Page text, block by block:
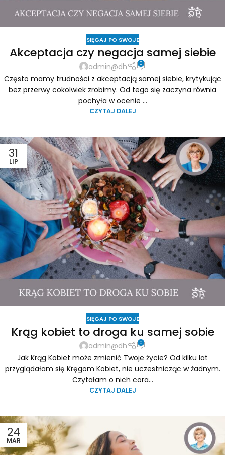
SIĘGAJ PO SWOJE
Akceptacja czy negacja samej siebie
admin@dh 0
Często mamy trudności z akceptacją samej siebie, krytykując
bez przerwy cokolwiek zrobimy. Od tego się zaczyna równia
pochyła w ocenie ...
CZYTAJ DALEJ
31
LIP
SIĘGAJ PO SWOJE
Krąg kobiet to droga ku samej sobie
admin@dh 0
Jak Krąg Kobiet może zmienić Twoje życie? Od kilku lat
przyglądałam się Kręgom Kobiet, nie uczestnicząc w żadnym.
Czytałam o nich cora...
CZYTAJ DALEJ
24
MAR